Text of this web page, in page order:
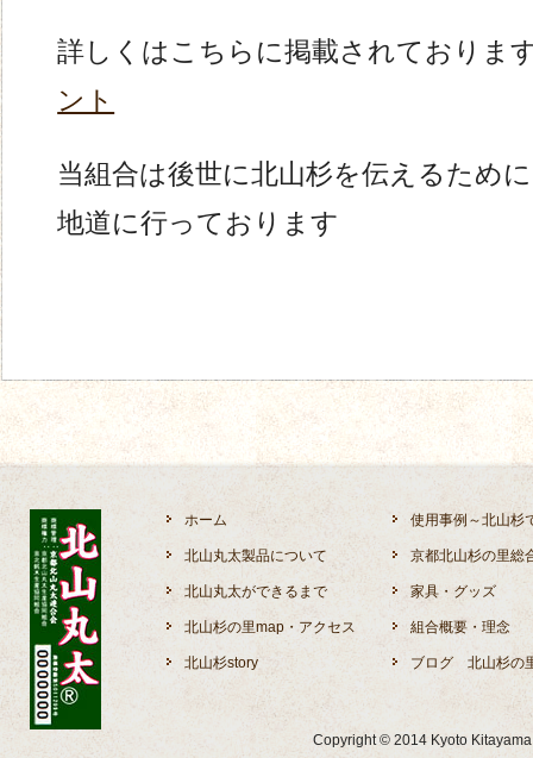
詳しくはこちらに掲載されておりま
ント
当組合は後世に北山杉を伝えるため
地道に行っております
ホーム
北山丸太製品について
北山丸太ができるまで
北山杉の里map・アクセス
北山杉story
使用事例～北山杉
京都北山杉の里総
家具・グッズ
組合概要・理念
ブログ 北山杉の
Copyright © 2014 Kyoto